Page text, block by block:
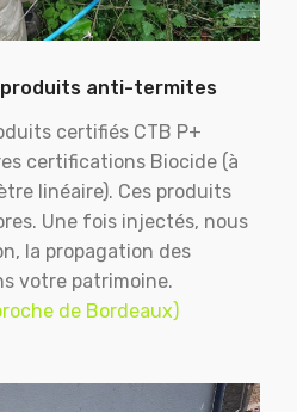
produits anti-termites
certifiés CTB P+
certifications Biocide (à
linéaire). Ces produits
Une fois injectés, nous
la propagation des
votre patrimoine.
de Bordeaux)